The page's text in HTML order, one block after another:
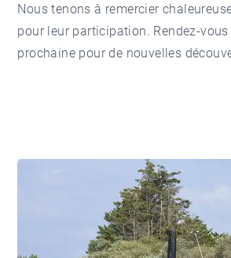
Nous tenons à remercier
pour leur participation. Rendez-
prochaine pour de nouvelles